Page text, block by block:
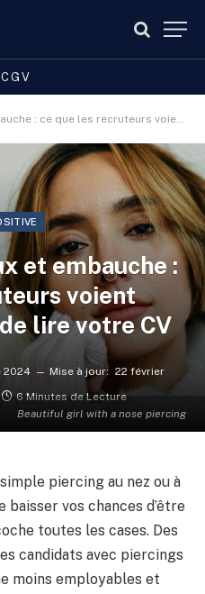
CGV
recruteurs voient vraiment avant de lire votre CV
Beautiful girl with a nose piercing
et embauche :
voient
lire votre CV
2024 Mise à jour: 22 février
6 Minutes de Lecture
piercing au nez ou à
vos chances d’être
toutes les cases. Des
candidats avec piercings
moins employables et